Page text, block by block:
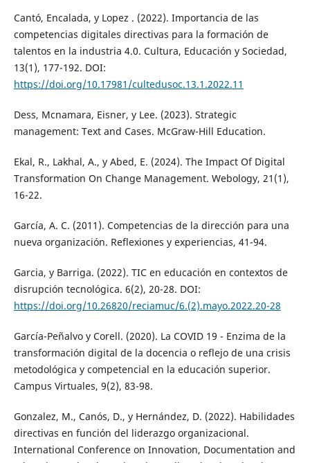
Cantó, Encalada, y Lopez . (2022). Importancia de las
competencias digitales directivas para la formación de
talentos en la industria 4.0. Cultura, Educación y Sociedad,
13(1), 177-192. DOI:
https://doi.org/10.17981/cultedusoc.13.1.2022.11
Dess, Mcnamara, Eisner, y Lee. (2023). Strategic
management: Text and Cases. McGraw-Hill Education.
Ekal, R., Lakhal, A., y Abed, E. (2024). The Impact Of Digital
Transformation On Change Management. Webology, 21(1),
16-22.
García, A. C. (2011). Competencias de la dirección para una
nueva organización. Reflexiones y experiencias, 41-94.
Garcia, y Barriga. (2022). TIC en educación en contextos de
disrupción tecnológica. 6(2), 20-28. DOI:
https://doi.org/10.26820/reciamuc/6.(2).mayo.2022.20-28
García-Peñalvo y Corell. (2020). La COVID 19 - Enzima de la
transformación digital de la docencia o reflejo de una crisis
metodológica y competencial en la educación superior.
Campus Virtuales, 9(2), 83-98.
Gonzalez, M., Canós, D., y Hernández, D. (2022). Habilidades
directivas en función del liderazgo organizacional.
International Conference on Innovation, Documentation and